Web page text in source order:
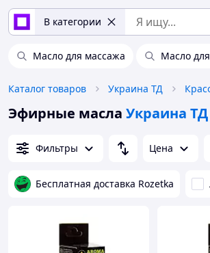
В категории
Масло для массажа Масло
Каталог товаров Украина ТД
Эфирные масла Украина ТД
Фильтры Цена
Бесплатная доставка Rozetka